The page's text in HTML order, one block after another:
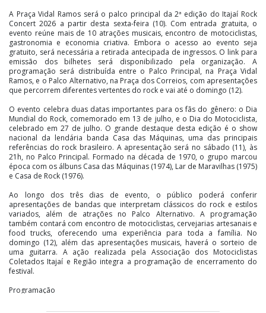
A Praça Vidal Ramos será o palco principal da 2ª edição do Itajaí Rock
Concert 2026 a partir desta sexta-feira (10). Com entrada gratuita, o
evento reúne mais de 10 atrações musicais, encontro de motociclistas,
gastronomia e economia criativa. Embora o acesso ao evento seja
gratuito, será necessária a retirada antecipada de ingressos. O link para
emissão dos bilhetes será disponibilizado pela organização. A
programação será distribuída entre o Palco Principal, na Praça Vidal
Ramos, e o Palco Alternativo, na Praça dos Correios, com apresentações
que percorrem diferentes vertentes do rock e vai até o domingo (12).
O evento celebra duas datas importantes para os fãs do gênero: o Dia
Mundial do Rock, comemorado em 13 de julho, e o Dia do Motociclista,
celebrado em 27 de julho. O grande destaque desta edição é o show
nacional da lendária banda Casa das Máquinas, uma das principais
referências do rock brasileiro. A apresentação será no sábado (11), às
21h, no Palco Principal. Formado na década de 1970, o grupo marcou
época com os álbuns Casa das Máquinas (1974), Lar de Maravilhas (1975)
e Casa de Rock (1976).
Ao longo dos três dias de evento, o público poderá conferir
apresentações de bandas que interpretam clássicos do rock e estilos
variados, além de atrações no Palco Alternativo. A programação
também contará com encontro de motociclistas, cervejarias artesanais e
food trucks, oferecendo uma experiência para toda a família. No
domingo (12), além das apresentações musicais, haverá o sorteio de
uma guitarra. A ação realizada pela Associação dos Motociclistas
Coletados Itajaí e Região integra a programação de encerramento do
festival.
Programação
Sexta-feira (10/07)